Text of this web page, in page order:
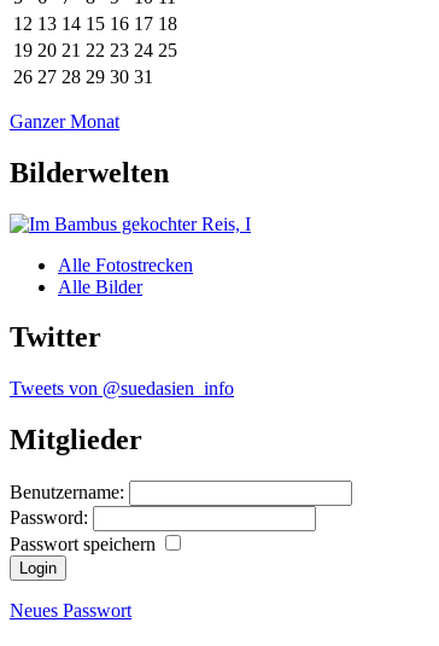
12 13 14 15 16 17 18
19 20 21 22 23 24 25
26 27 28 29 30 31
Ganzer Monat
Bilderwelten
Alle Fotostrecken
Alle Bilder
Twitter
Tweets von @suedasien_info
Mitglieder
Benutzername:
Password:
Passwort speichern
Neues Passwort